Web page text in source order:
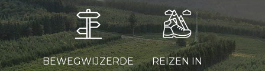
BEWEGWIJZERDE
REIZEN IN